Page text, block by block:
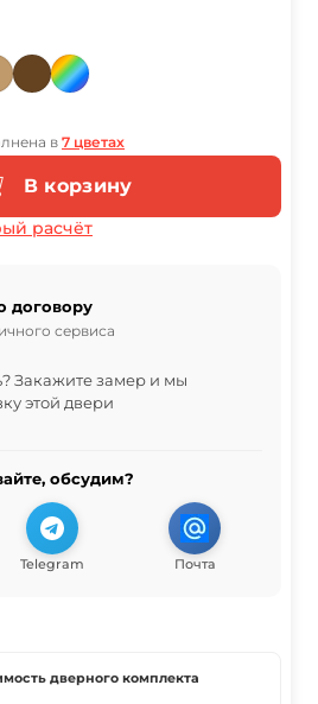
в 7 цветах
В корзину
расчёт
договору
сервиса
Закажите замер и мы
этой двери
обсудим?
Telegram Почта
дверного комплекта